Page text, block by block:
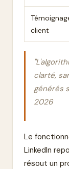
client
clarté,
générés
2026
Le
LinkedIn
résout un